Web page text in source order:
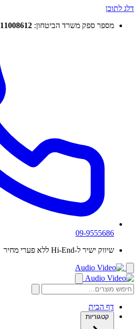
דלג לתוכן
מספר ספק משרד הביטחון: 11008612
09-9555686
שיווק ישיר ל-Hi-End ללא פערי מחיר
דף הבית
קטגוריות